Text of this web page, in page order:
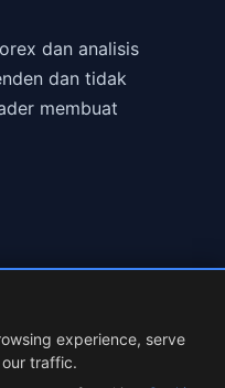
experience, serve
traffic.
dan analisis
dan tidak
membuat
Forex. Trading involves